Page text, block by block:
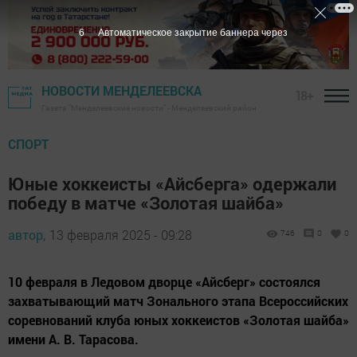
НОВОСТИ МЕНДЕЛЕЕВСКА
СПОРТ
Юные хоккеисты «Айсберга» одержали
победу в матче «Золотая шайба»
автор, 13 февраля 2025 - 09:28 746 0 0
10 февраля в Ледовом дворце «Айсберг» состоялся
захватывающий матч Зонального этапа Всероссийских
соревнований клуба юных хоккеистов «Золотая шайба»
имени А. В. Тарасова.
5 Автоматическое закрытие баннера через